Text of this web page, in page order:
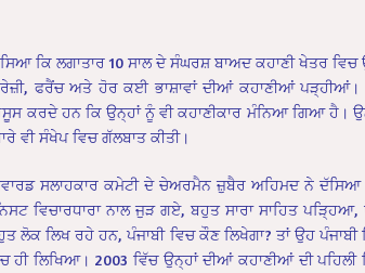
ਕਿ ਲਗਾਤਾਰ 10 ਸਾਲ ਦੇ ਸੰਘਰਸ਼ ਬਾਅਦ ਕਹਾਣੀ ਖੇਤਰ
ਫਰੈਂਚ ਅਤੇ ਹੋਰ ਕਈ ਭਾਸ਼ਾਵਾਂ ਦੀਆਂ ਕਹਾਣੀਆਂ
ਕਰਦੇ ਹਨ ਕਿ ਉਨ੍ਹਾਂ ਨੂੰ ਵੀ ਕਹਾਣੀਕਾਰ ਮੰਨਿਆ ਗਿਆ ਹੈ।
ਵੀ ਸੰਖੇਪ ਵਿਚ ਗੱਲਬਾਤ ਕੀਤੀ।
ਸਲਾਹਕਾਰ ਕਮੇਟੀ ਦੇ ਚੇਅਰਮੈਨ ਜ਼ੁਬੈਰ ਅਹਿਮਦ ਨੇ
ਵਿਚਾਰਧਾਰਾ ਨਾਲ ਜੁੜ ਗਏ, ਬਹੁਤ ਸਾਰਾ ਸਾਹਿਤ
ਲਿਖ ਰਹੇ ਹਨ, ਪੰਜਾਬੀ ਵਿਚ ਕੌਣ ਲਿਖੇਗਾ? ਤਾਂ ਉਹ
ਲਿਖਿਆ। 2003 ਵਿੱਚ ਉਨ੍ਹਾਂ ਦੀਆਂ ਕਹਾਣੀਆਂ ਦੀ ਪਹਿਲੀ